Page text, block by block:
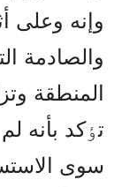
وإنه وعلى
والصادمة
المنطقة
تٶکد بأنه
سوى